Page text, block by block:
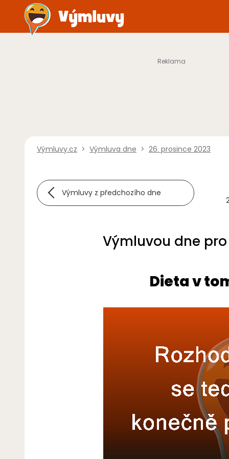
Výmluvy.cz > Výmluva dne > 26. prosince 2023
Výmluvy z předchozího dne
Výmluvou dne
Dieta v